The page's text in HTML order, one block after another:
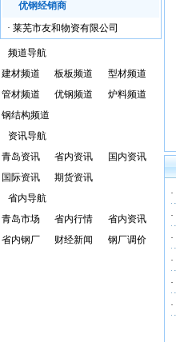
优钢经销商
· 莱芜市友和物资有限公司
频道导航
建材频道
板板频道
型材频道
管材频道
优钢频道
炉料频道
钢结构频道
资讯导航
青岛资讯
省内资讯
国内资讯
国际资讯
期货资讯
省内导航
青岛市场
省内行情
省内资讯
省内钢厂
财经新闻 钢厂调价
·
·
·
·
·
·